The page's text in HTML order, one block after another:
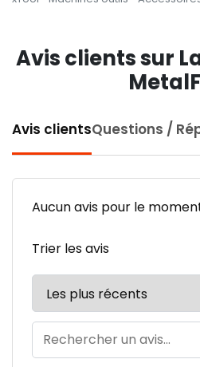
Avis clients sur
Avis clientsQuestions /
Aucun avis pour le
Trier les avis